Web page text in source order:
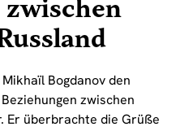
Bogdanov den
zwischen
Er überbrachte die Grüße